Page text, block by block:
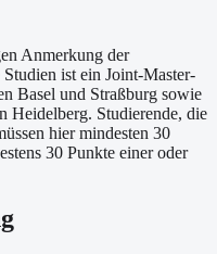
Anmerkung der
ist ein Joint-Master-
Basel und Straßburg sowie
Heidelberg. Studierende, die
hier mindesten 30
30 Punkte einer oder